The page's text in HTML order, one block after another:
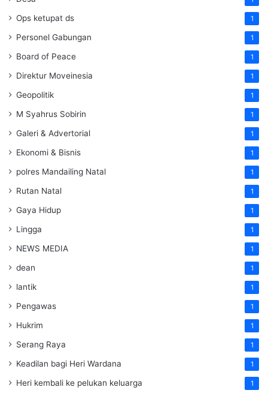
Ops ketupat ds 1
Personel Gabungan 1
Board of Peace 1
Direktur Moveinesia 1
Geopolitik 1
M Syahrus Sobirin 1
Galeri & Advertorial 1
Ekonomi & Bisnis 1
polres Mandailing Natal 1
Rutan Natal 1
Gaya Hidup 1
Lingga 1
NEWS MEDIA 1
dean 1
lantik 1
Pengawas 1
Hukrim 1
Serang Raya 1
Keadilan bagi Heri Wardana 1
Heri kembali ke pelukan keluarga 1